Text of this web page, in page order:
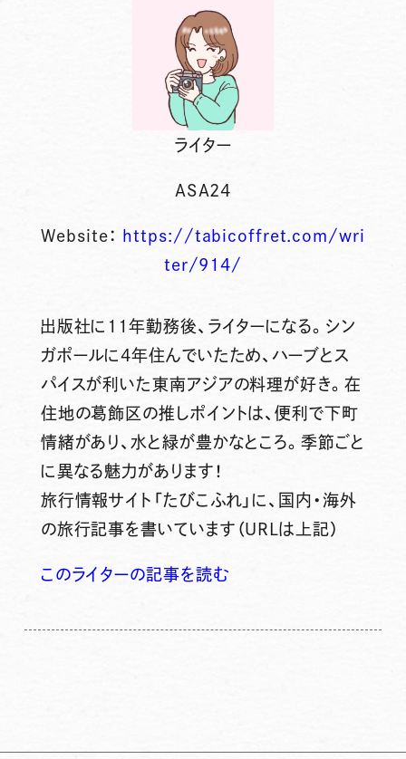
ライター
ASA24
Website：
https://tabicoffret.com/wri
ter/914/
出版社に11年勤務後、ライターになる。シン
ガポールに4年住んでいたため、ハーブとス
パイスが利いた東南アジアの料理が好き。在
住地の葛飾区の推しポイントは、便利で下町
情緒があり、水と緑が豊かなところ。季節ごと
に異なる魅力があります！
旅行情報サイト「たびこふれ」に、国内・海外
の旅行記事を書いています（URLは上記）
このライターの記事を読む